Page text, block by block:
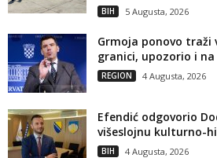
BIH 5 Augusta, 2026
Grmoja ponovo traži
granici, upozorio i na
REGION 4 Augusta, 2026
Efendić odgovorio
višeslojnu kulturno-
BIH 4 Augusta, 2026